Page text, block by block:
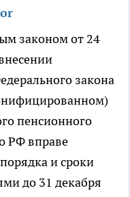
законом от 24
закона
пенсионного
РФ вправе
и сроки
до 31 декабря